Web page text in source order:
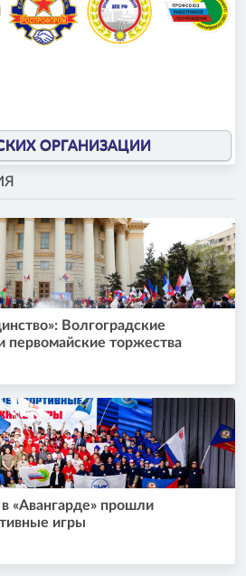
ОРГАНИЗАЦИИ
Волгоградские
первомайские торжества
«Авангарде» прошли
игры